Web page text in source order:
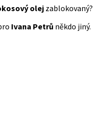
olej zablokovaný?
Ivana Petrů někdo jiný.